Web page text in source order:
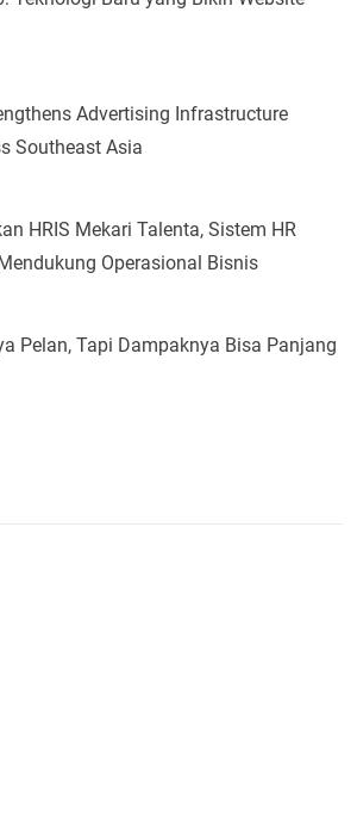
Advertising Infrastructure
Southeast Asia
HRIS Mekari Talenta, Sistem HR
Operasional Bisnis
Pelan, Tapi Dampaknya Bisa Panjang